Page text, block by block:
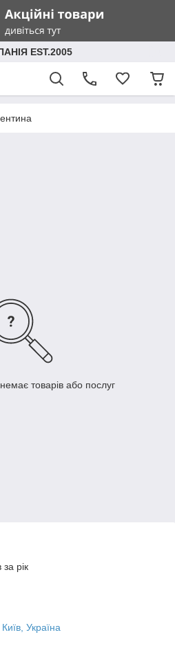
EST.2005
товарів або послуг
за рік
Україна